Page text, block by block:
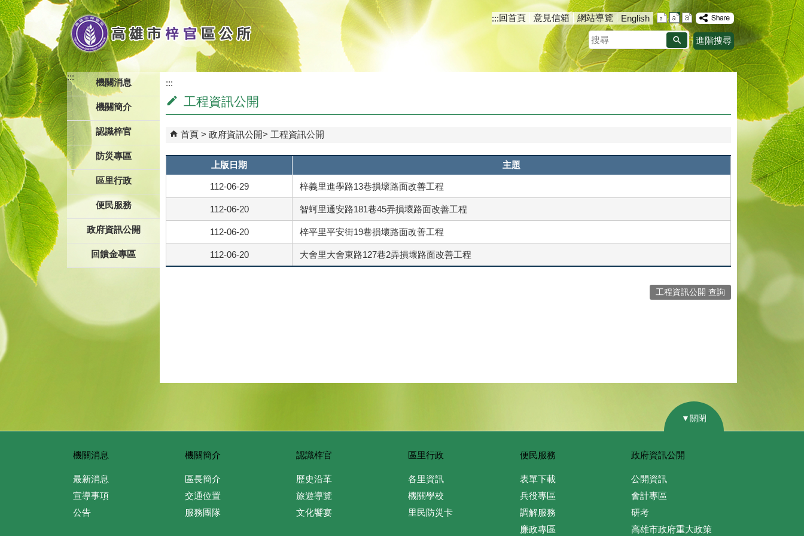
跳到主要內容區塊
:::回首頁 意見信箱 網站導覽
English
搜
尋
進階搜尋
:::
機關消息
機關簡介
認識梓官
防災專區
區里行政
便民服務
政府資訊公開
回饋金專區
:::
工程資訊公開
首頁 政府資訊公開 工程資訊公開
上版日期 主題
112-06-29 梓義里進學路13巷損壞路面改善工程
112-06-20 智蚵里通安路181巷45弄損壞路面改善工程
112-06-20 梓平里平安街19巷損壞路面改善工程
112-06-20 大舍里大舍東路127巷2弄損壞路面改善工程
工程資訊公開 查詢
▼關閉
機關消息
最新消息
宣導事項
公告
機關簡介
區長簡介
交通位置
服務團隊
認識梓官
歷史沿革
旅遊導覽
文化饗宴
區里行政
各里資訊
機關學校
里民防災卡
便民服務
表單下載
兵役專區
調解服務
廉政專區
政府資訊公開
公開資訊
會計專區
研考
高雄市政府重大政策